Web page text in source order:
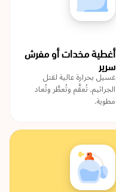
أغطية مخدات أو مفرش
سرير
غسيل بحرارة عالية لقتل
الجراثيم. تُعقَّم وتُعطَّر وتُعاد
مطوية.